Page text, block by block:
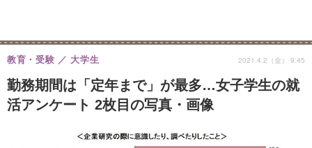
勤務期間は「定年まで」が最多…女子学生の就
活アンケート 2枚目の写真・画像
教育・受験 大学生 2021.4.2（金） 9:45